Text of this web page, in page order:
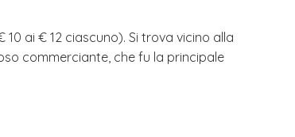
ai € 12 ciascuno). Si trova vicino alla
commerciante, che fu la principale